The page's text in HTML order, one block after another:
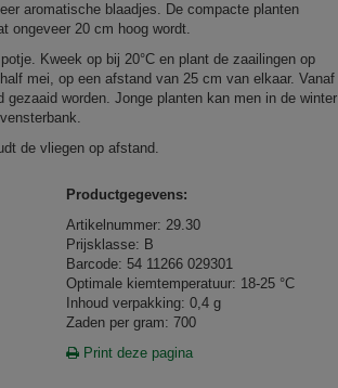
aromatische blaadjes. De compacte planten
ongeveer 20 cm hoog wordt.
Kweek op bij 20°C en plant de zaailingen op
mei, op een afstand van 25 cm van elkaar. Vanaf
worden. Jonge planten kan men in de winter
de vliegen op afstand.
Productgegevens:
Artikelnummer: 29.30
Prijsklasse: B
Barcode: 54 11266 029301
Optimale kiemtemperatuur: 18-25 °C
Inhoud verpakking: 0,4 g
Zaden per gram: 700
Print deze pagina